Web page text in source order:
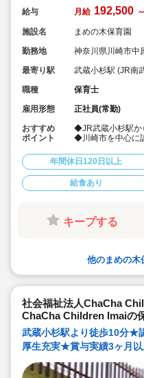
給与 月給 192,500 ～
施設名
まめの木保育園
勤務地
神奈川県川崎市中
最寄り駅
武蔵小杉駅 (JR南
職種
保育士
雇用形態
正社員(常勤)
おすすめ
ポイント
◆JR武蔵小杉駅か
◆川崎市を中心に
で、母体運営が安
◆福利厚生や給与
も求人がすぐに埋
◆賞与は4.15か月
◆大卒の2年目の
額です！
◆総合的に休みも
しており、おスス
年間休日120日以上
給食あり
キープする
他のまめの木
社会福祉法人ChaCha
ChaCha Children Imaiの
武蔵小杉駅より徒歩10分
厚生充実★賞与実績3ヶ月